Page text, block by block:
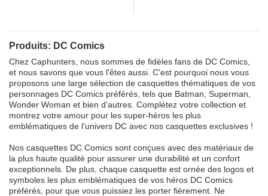
Produits: DC Comics
Chez Caphunters, nous sommes de fidèles fans de DC Comics,
et nous savons que vous l'êtes aussi. C'est pourquoi nous vous
proposons une large sélection de casquettes thématiques de vos
personnages DC Comics préférés, tels que Batman, Superman,
Wonder Woman et bien d'autres. Complétez votre collection et
montrez votre amour pour les super-héros les plus
emblématiques de l'univers DC avec nos casquettes exclusives !
Nos casquettes DC Comics sont conçues avec des matériaux de
la plus haute qualité pour assurer une durabilité et un confort
exceptionnels. De plus, chaque casquette est ornée des logos et
symboles les plus emblématiques de vos héros DC Comics
préférés, pour que vous puissiez les porter fièrement. Ne